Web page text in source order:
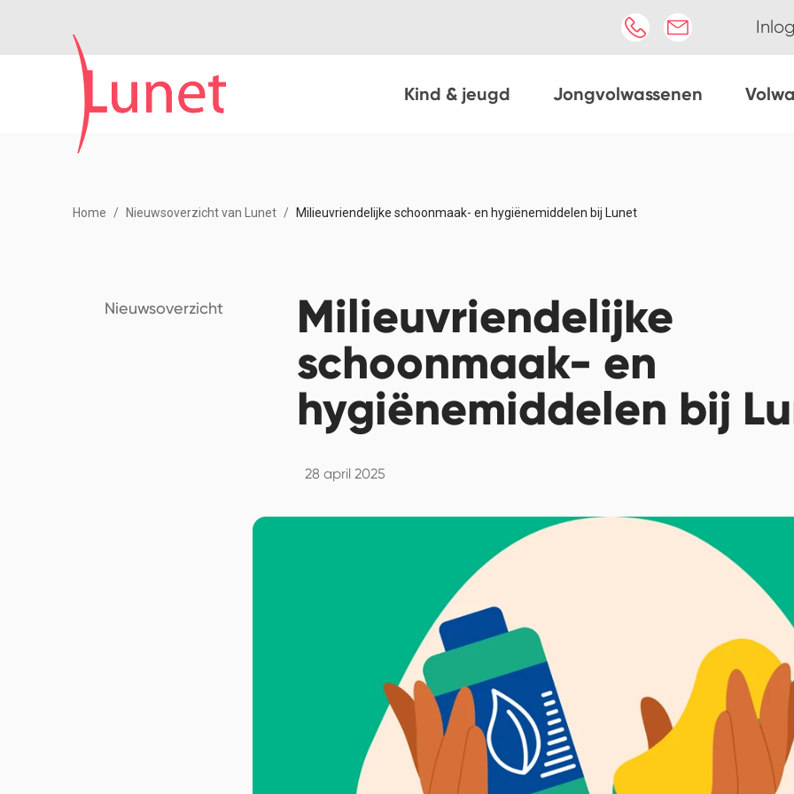
Kind & jeugd Jongvolwassenen
Home Nieuwsoverzicht van Lunet Milieuvriendelijke schoonmaak- en hygiënemiddelen bij Lunet
Nieuwsoverzicht
Milieuvriendelijke
schoonmaak- en
hygiënemiddelen bij
28 april 2025